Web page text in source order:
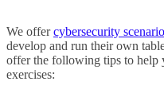
We offercybersecurity
develop and run their own
offer the following tips to help
exercises: